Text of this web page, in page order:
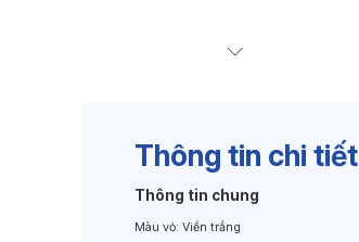
Thông tin chi tiết
Thông tin chung
Màu vỏ: Viền trắng